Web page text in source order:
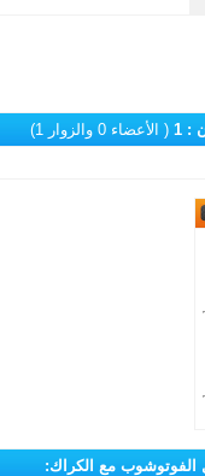
1 ( الأعضاء 0 والزوار 1)
الفوتوشوب مع الكراك: